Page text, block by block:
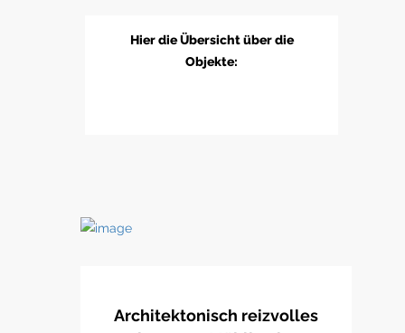
Hier die Übersicht über die
Objekte:
Architektonisch reizvolles